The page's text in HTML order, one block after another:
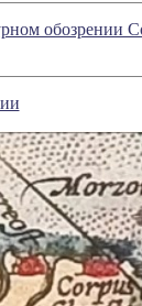
обозрении